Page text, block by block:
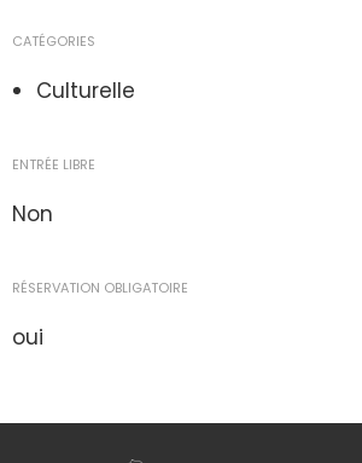
CATÉGORIES
Culturelle
ENTRÉE LIBRE
Non
RÉSERVATION OBLIGATOIRE
oui